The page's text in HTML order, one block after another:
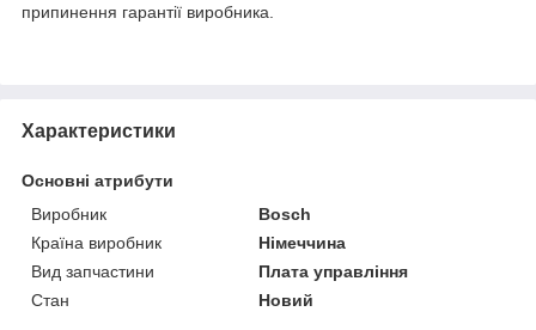
припинення гарантії виробника.
Характеристики
Основні атрибути
Виробник
Bosch
Країна виробник
Німеччина
Вид запчастини
Плата управління
Стан
Новий